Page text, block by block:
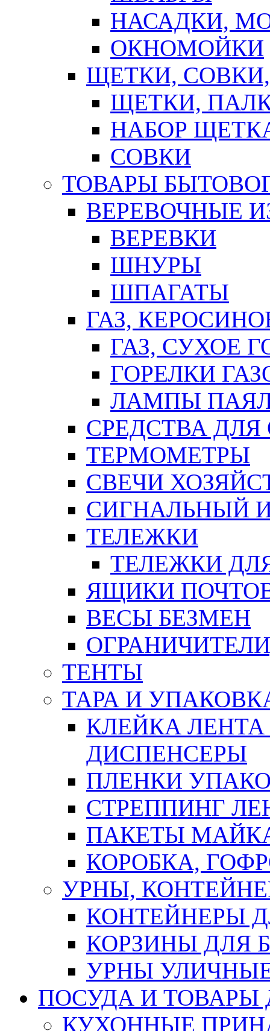
НАСАДКИ,
ОКНОМОЙКИ
ЩЕТКИ,
ЩЕТКИ,
НАБОР
СОВКИ
ТОВАРЫ
ВЕРЕВОЧНЫЕ
ВЕРЕВКИ
ШНУРЫ
ШПАГАТЫ
ГАЗ,
ГАЗ, СУХОЕ
ГОРЕЛКИ
ЛАМПЫ
СРЕДСТВА
ТЕРМОМЕТРЫ
СВЕЧИ
СИГНАЛЬНЫЙ
ТЕЛЕЖКИ
ТЕЛЕЖКИ
ЯЩИКИ
ВЕСЫ БЕЗМЕН
ТЕНТЫ
ТАРА И
КЛЕЙКА
ДИСПЕНСЕРЫ
ПЛЕНКИ
СТРЕППИНГ
ПАКЕТЫ
КОРОБКА,
УРНЫ,
КОНТЕЙНЕРЫ
КОРЗИНЫ ДЛЯ
УРНЫ
ПОСУДА И ТОВАРЫ
КУХОННЫЕ